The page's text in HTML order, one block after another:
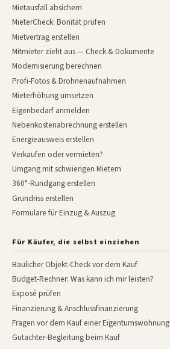
Mietausfall absichern
MieterCheck: Bonität prüfen
Mietvertrag erstellen
Mitmieter zieht aus — Check & Dokumente
Modernisierung berechnen
Profi-Fotos & Drohnenaufnahmen
Mieterhöhung umsetzen
Eigenbedarf anmelden
Nebenkostenabrechnung erstellen
Energieausweis erstellen
Verkaufen oder vermieten?
Umgang mit schwierigen Mietern
360°-Rundgang erstellen
Grundriss erstellen
Formulare für Einzug & Auszug
Für Käufer, die selbst einziehen
Baulicher Objekt-Check vor dem Kauf
Budget-Rechner: Was kann ich mir leisten?
Exposé prüfen
Finanzierung & Anschlussfinanzierung
Fragen vor dem Kauf einer Eigentumswohnung
Gutachter-Begleitung beim Kauf